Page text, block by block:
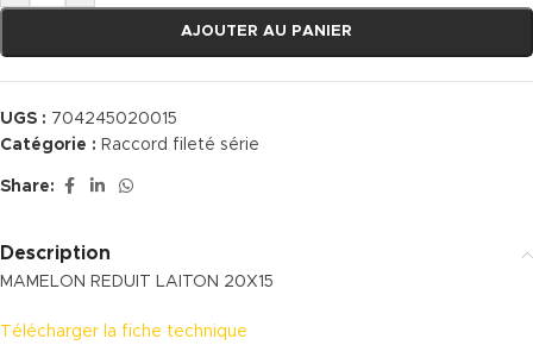
AJOUTER AU PANIER
UGS : 704245020015
Catégorie : Raccord fileté série
Share:
Description
MAMELON REDUIT LAITON 20X15
Télécharger la fiche technique